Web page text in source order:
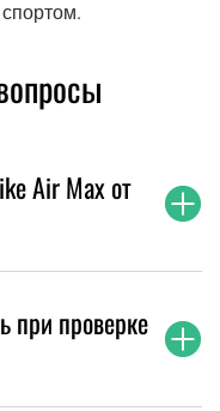
Air Max от
при проверке